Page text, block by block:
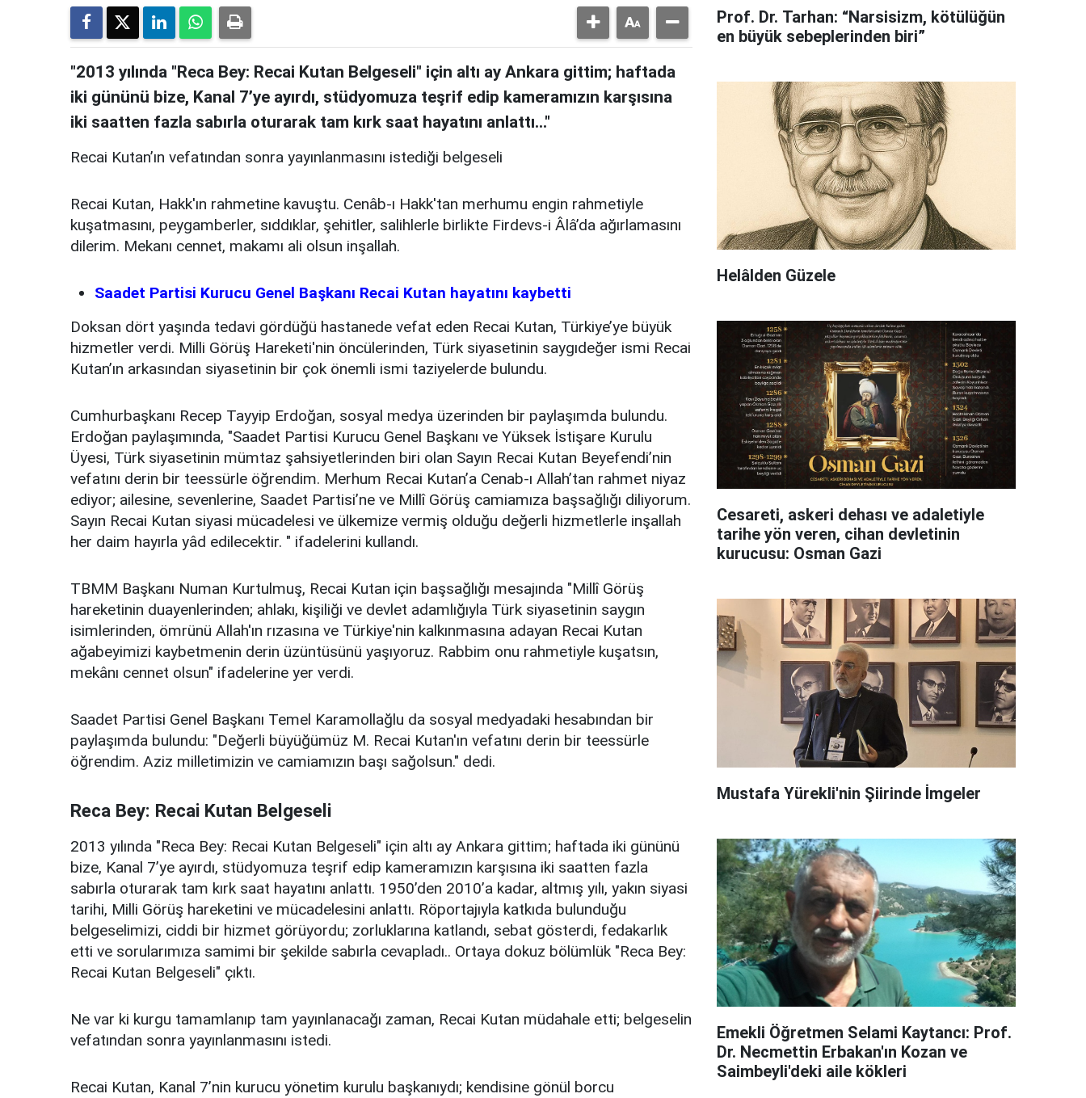
"2013 yılında "Reca Bey: Recai Kutan Belgeseli" için altı ay Ankara gittim; haftada
iki gününü bize, Kanal 7’ye ayırdı, stüdyomuza teşrif edip kameramızın karşısına
iki saatten fazla sabırla oturarak tam kırk saat hayatını anlattı..."
Recai Kutan’ın vefatından sonra yayınlanmasını istediği belgeseli
Recai Kutan, Hakk'ın rahmetine kavuştu. Cenâb-ı Hakk'tan merhumu engin rahmetiyle
kuşatmasını, peygamberler, sıddıklar, şehitler, salihlerle birlikte Firdevs-i Âlâ’da ağırlamasını
dilerim. Mekanı cennet, makamı ali olsun inşallah.
Saadet Partisi Kurucu Genel Başkanı Recai Kutan hayatını kaybetti
Doksan dört yaşında tedavi gördüğü hastanede vefat eden Recai Kutan, Türkiye’ye büyük
hizmetler verdi. Milli Görüş Hareketi'nin öncülerinden, Türk siyasetinin saygıdeğer ismi Recai
Kutan’ın arkasından siyasetinin bir çok önemli ismi taziyelerde bulundu.
Cumhurbaşkanı Recep Tayyip Erdoğan, sosyal medya üzerinden bir paylaşımda bulundu.
Erdoğan paylaşımında, "Saadet Partisi Kurucu Genel Başkanı ve Yüksek İstişare Kurulu
Üyesi, Türk siyasetinin mümtaz şahsiyetlerinden biri olan Sayın Recai Kutan Beyefendi’nin
vefatını derin bir teessürle öğrendim. Merhum Recai Kutan’a Cenab-ı Allah’tan rahmet niyaz
ediyor; ailesine, sevenlerine, Saadet Partisi’ne ve Millî Görüş camiamıza başsağlığı diliyorum.
Sayın Recai Kutan siyasi mücadelesi ve ülkemize vermiş olduğu değerli hizmetlerle inşallah
her daim hayırla yâd edilecektir. " ifadelerini kullandı.
TBMM Başkanı Numan Kurtulmuş, Recai Kutan için başsağlığı mesajında "Millî Görüş
hareketinin duayenlerinden; ahlakı, kişiliği ve devlet adamlığıyla Türk siyasetinin saygın
isimlerinden, ömrünü Allah'ın rızasına ve Türkiye'nin kalkınmasına adayan Recai Kutan
ağabeyimizi kaybetmenin derin üzüntüsünü yaşıyoruz. Rabbim onu rahmetiyle kuşatsın,
mekânı cennet olsun" ifadelerine yer verdi.
Saadet Partisi Genel Başkanı Temel Karamollağlu da sosyal medyadaki hesabından bir
paylaşımda bulundu: "Değerli büyüğümüz M. Recai Kutan'ın vefatını derin bir teessürle
öğrendim. Aziz milletimizin ve camiamızın başı sağolsun." dedi.
Reca Bey: Recai Kutan Belgeseli
2013 yılında "Reca Bey: Recai Kutan Belgeseli" için altı ay Ankara gittim; haftada iki gününü
bize, Kanal 7’ye ayırdı, stüdyomuza teşrif edip kameramızın karşısına iki saatten fazla
sabırla oturarak tam kırk saat hayatını anlattı. 1950’den 2010’a kadar, altmış yılı, yakın siyasi
tarihi, Milli Görüş hareketini ve mücadelesini anlattı. Röportajıyla katkıda bulunduğu
belgeselimizi, ciddi bir hizmet görüyordu; zorluklarına katlandı, sebat gösterdi, fedakarlık
etti ve sorularımıza samimi bir şekilde sabırla cevapladı.. Ortaya dokuz bölümlük "Reca Bey:
Recai Kutan Belgeseli" çıktı.
Ne var ki kurgu tamamlanıp tam yayınlanacağı zaman, Recai Kutan müdahale etti; belgeselin
vefatından sonra yayınlanmasını istedi.
Recai Kutan, Kanal 7’nin kurucu yönetim kurulu başkanıydı; kendisine gönül borcu
Prof. Dr. Tarhan: “Narsisizm, kötülüğün
en büyük sebeplerinden biri”
Helâlden Güzele
Cesareti, askeri dehası ve adaletiyle
tarihe yön veren, cihan devletinin
kurucusu: Osman Gazi
Mustafa Yürekli'nin Şiirinde İmgeler
Emekli Öğretmen Selami Kaytancı: Prof.
Dr. Necmettin Erbakan'ın Kozan ve
Saimbeyli'deki aile kökleri